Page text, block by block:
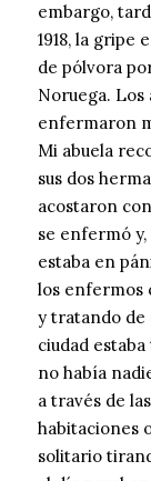
embargo,
1918, la gripe
de pólvora
Noruega. Los
enfermaron
Mi abuela
sus dos
acostaron
se enfermó
estaba en
los enfermos
y tratando de
ciudad
no había
a través de
habitaciones
solitario